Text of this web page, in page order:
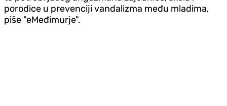
porodice u prevenciji vandalizma među mladima,
piše "eMeđimurje".